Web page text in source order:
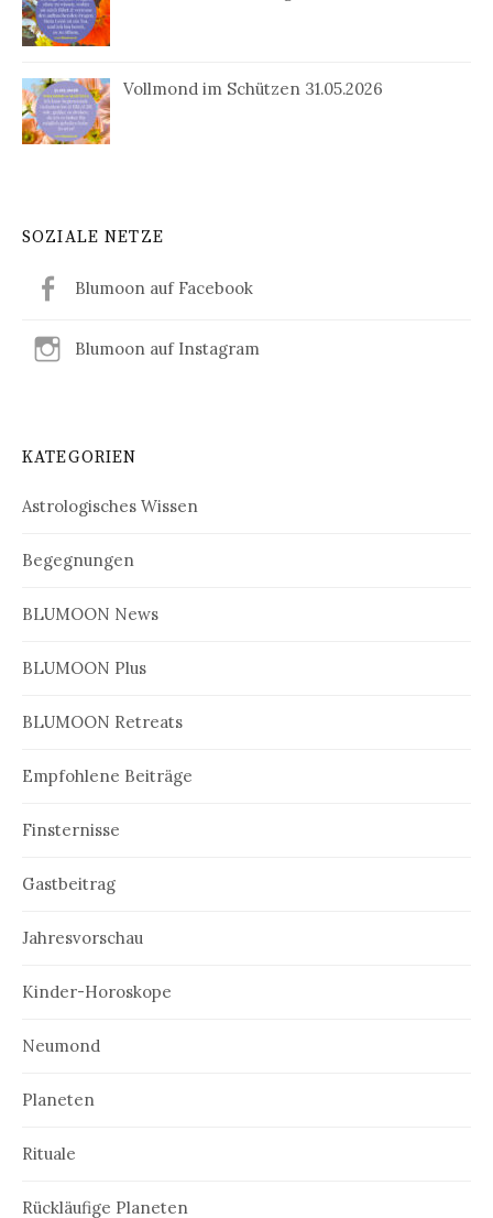
Vollmond im Schützen 31.05.2026
SOZIALE NETZE
Blumoon auf Facebook
Blumoon auf Instagram
KATEGORIEN
Astrologisches Wissen
Begegnungen
BLUMOON News
BLUMOON Plus
BLUMOON Retreats
Empfohlene Beiträge
Finsternisse
Gastbeitrag
Jahresvorschau
Kinder-Horoskope
Neumond
Planeten
Rituale
Rückläufige Planeten